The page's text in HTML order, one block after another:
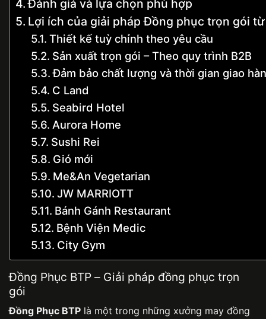
Đánh giá và lựa chọn phù hợp
Lợi ích của giải pháp Đồng phục trọn gói
Thiết kế tuỳ chỉnh theo yêu cầu
Sản xuất trọn gói – Theo quy trình B2B
Đảm bảo chất lượng và thời gian giao
C Land
Seabird Hotel
Aurora Home
Sushi Rei
Gió mới
Me&An Vegetarian
JW MARRIOTT
Bánh Gánh Restaurant
Bệnh Viện Medic
City Gym
Đồng Phục BTP – Giải pháp đồng phục trọn
gói
Đồng Phục BTP là một trong những xưởng may đồng